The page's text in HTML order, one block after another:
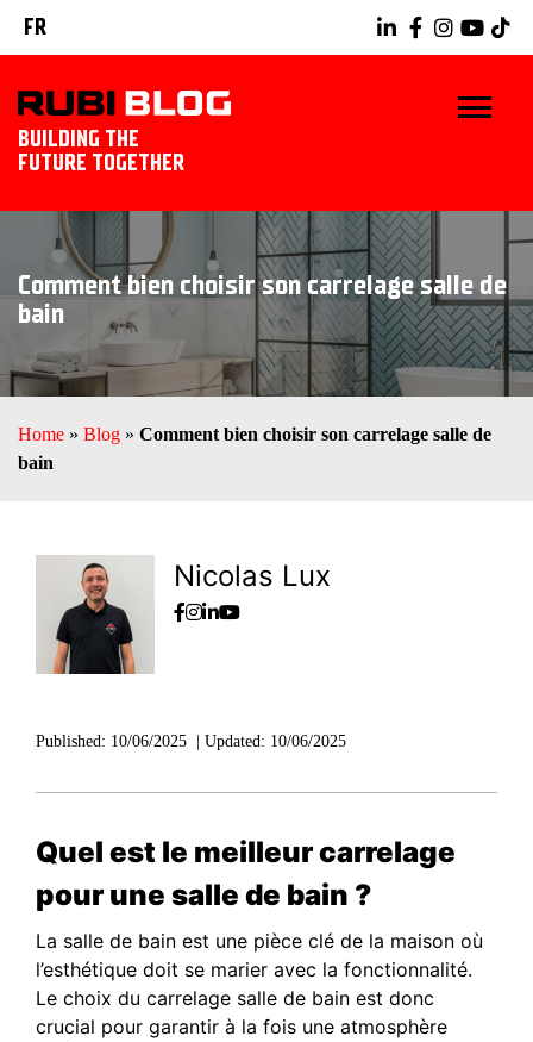
FR
BUILDING THE
FUTURE TOGETHER
BLOG
TRUCS ET ASTUCES
RUBI TOOLS
DÉCOUVREZ RUBI
Comment bien choisir son carrelage salle de
bain
Home » Blog » Comment bien choisir son carrelage salle de
bain
Nicolas Lux
Published: 10/06/2025 Updated: 10/06/2025
Quel est le meilleur carrelage
pour une salle de bain ?
La salle de bain est une pièce clé de la maison où
l’esthétique doit se marier avec la fonctionnalité.
Le choix du carrelage salle de bain est donc
crucial pour garantir à la fois une atmosphère